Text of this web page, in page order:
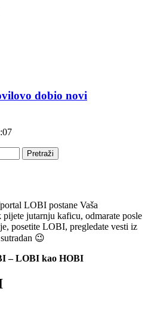
dobio novi
Pretraži
LOBI postane Vaša
jutarnju kaficu, odmarate posle
posetite LOBI, pregledate vesti iz
😉
– LOBI kao HOBI